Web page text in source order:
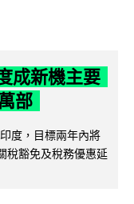
成新機主要
部
度，目標兩年內將
稅豁免及稅務優惠延